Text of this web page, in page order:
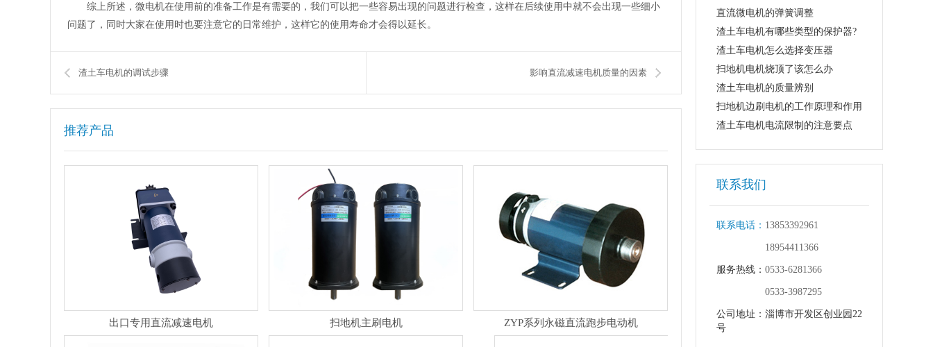
直流微电机的弹簧调整
渣土车电机有哪些类型的保护器?
渣土车电机怎么选择变压器
扫地机电机烧顶了该怎么办
渣土车电机的质量辨别
扫地机边刷电机的工作原理和作用
渣土车电机电流限制的注意要点
联系我们
联系电话： 13853392961
18954411366
服务热线： 0533-6281366
0533-3987295
公司地址：淄博市开发区创业园22
号
综上所述，微电机在使用前的准备工作是有需要的，我们可以把一些容易出现的问题进行检查，这样在后续使用中就不会出现一些细小
问题了，同时大家在使用时也要注意它的日常维护，这样它的使用寿命才会得以延长。
渣土车电机的调试步骤 影响直流减速电机质量的因素
推荐产品
出口专用直流减速电机 扫地机主刷电机 ZYP系列永磁直流跑步电动机